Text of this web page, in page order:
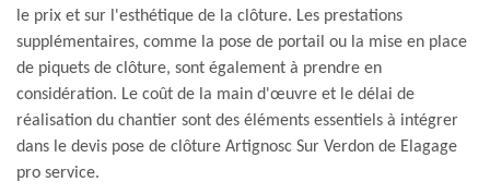
le prix et sur l'esthétique de la clôture. Les prestations
supplémentaires, comme la pose de portail ou la mise en place
de piquets de clôture, sont également à prendre en
considération. Le coût de la main d'œuvre et le délai de
réalisation du chantier sont des éléments essentiels à intégrer
dans le devis pose de clôture Artignosc Sur Verdon de Elagage
pro service.